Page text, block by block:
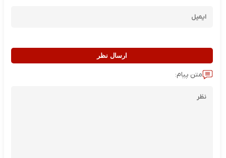
ارسال نظر
متن پیام: